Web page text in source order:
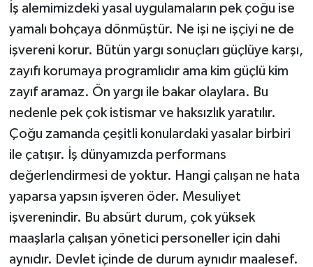
İş alemimizdeki yasal uygulamaların pek çoğu ise
yamalı bohçaya dönmüştür. Ne işi ne işçiyi ne de
işvereni korur. Bütün yargı sonuçları güçlüye karşı,
zayıfı korumaya programlıdır ama kim güçlü kim
zayıf aramaz. Ön yargı ile bakar olaylara. Bu
nedenle pek çok istismar ve haksızlık yaratılır.
Çoğu zamanda çeşitli konulardaki yasalar birbiri
ile çatışır. İş dünyamızda performans
değerlendirmesi de yoktur. Hangi çalışan ne hata
yaparsa yapsın işveren öder. Mesuliyet
işverenindir. Bu absürt durum, çok yüksek
maaşlarla çalışan yönetici personeller için dahi
aynıdır. Devlet içinde de durum aynıdır maalesef.